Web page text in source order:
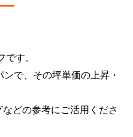
す。
で、その坪単価の上昇・
どの参考にご活用くださ